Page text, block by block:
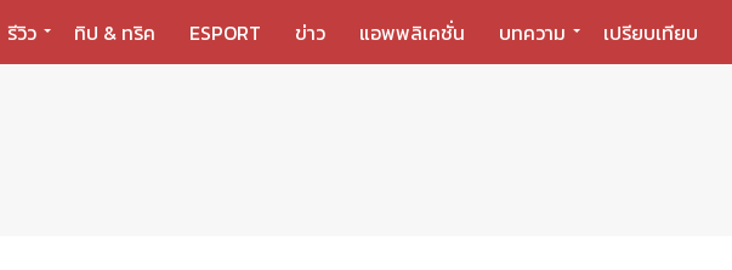
รีวิว ทิป & ทริค ESPORT ข่าว แอพพลิเคชั่น บทความ เปรียบเทียบ